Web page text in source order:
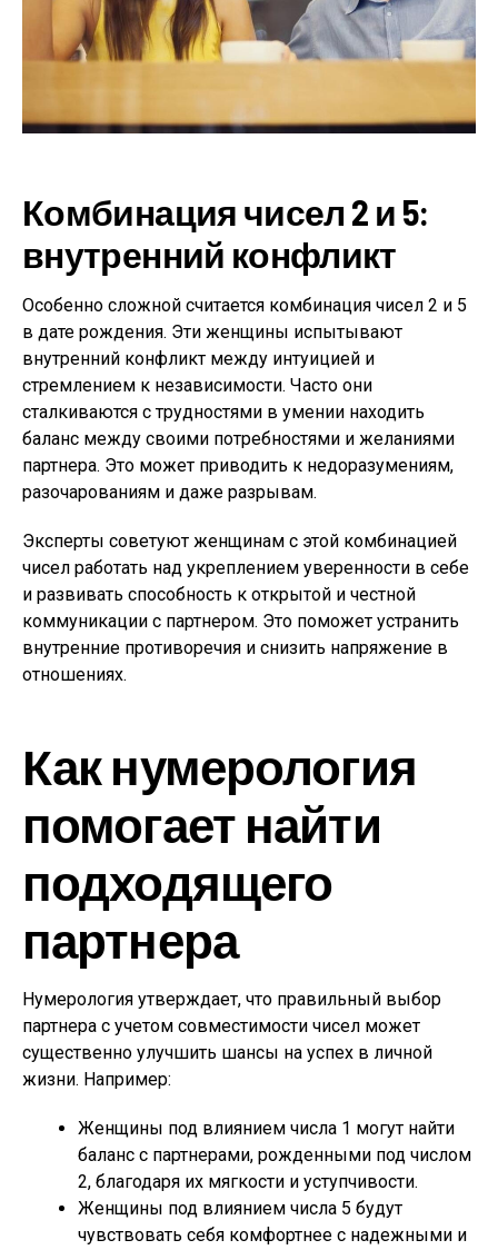
Комбинация чисел 2 и 5:
внутренний конфликт
Особенно сложной считается комбинация чисел 2 и 5
в дате рождения. Эти женщины испытывают
внутренний конфликт между интуицией и
стремлением к независимости. Часто они
сталкиваются с трудностями в умении находить
баланс между своими потребностями и желаниями
партнера. Это может приводить к недоразумениям,
разочарованиям и даже разрывам.
Эксперты советуют женщинам с этой комбинацией
чисел работать над укреплением уверенности в себе
и развивать способность к открытой и честной
коммуникации с партнером. Это поможет устранить
внутренние противоречия и снизить напряжение в
отношениях.
Как нумерология
помогает найти
подходящего
партнера
Нумерология утверждает, что правильный выбор
партнера с учетом совместимости чисел может
существенно улучшить шансы на успех в личной
жизни. Например:
Женщины под влиянием числа 1 могут найти
баланс с партнерами, рожденными под числом
2, благодаря их мягкости и уступчивости.
Женщины под влиянием числа 5 будут
чувствовать себя комфортнее с надежными и